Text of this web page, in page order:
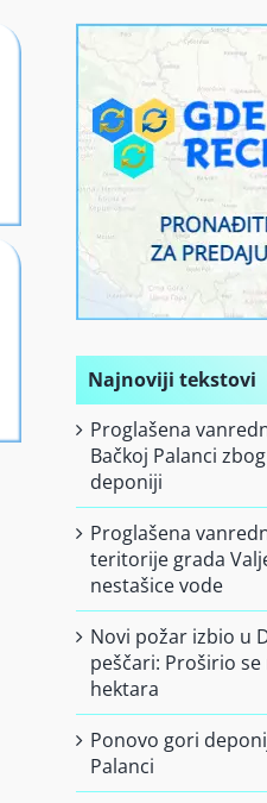
Najnoviji tekstovi
Proglašena
Bačkoj Palanci
deponiji
Proglašena
teritorije grada
nestašice vode
Novi požar izbio u
peščari: Proširio se
hektara
Ponovo gori
Palanci